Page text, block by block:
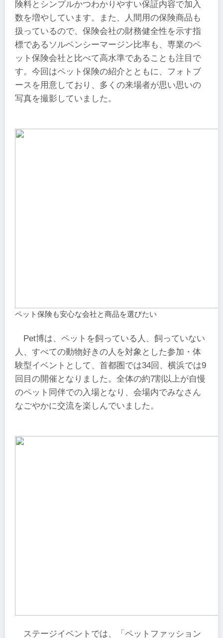
険料とシンプルかつわかりやすい保証内容で加入
数を増やしています。また、人間用の保険商品も
扱っているので、保険会社の財務健全性を示す指
標であるソルベンシーマージン比率も、専業のペ
ット保険会社と比べて高水準であることも注目で
す。今回はペット保険の紹介とともに、フォトブ
ースを用意しており、多くの来場者が思い思いの
写真を撮影していました。
ペット保険も安心な会社と商品を選びたい
Pet博は、ペットを飼っている人、飼っていない
人、すべての動物好きの人を対象とした参加・体
験型イベントとして、首都圏では34回、横浜では9
回目の開催となりました。全体の約7割以上が自慢
のペット同伴での入場となり、会場内でみなさん
なごやかに交流を楽しんでいました。
ステージイベントでは、「ペットファッション